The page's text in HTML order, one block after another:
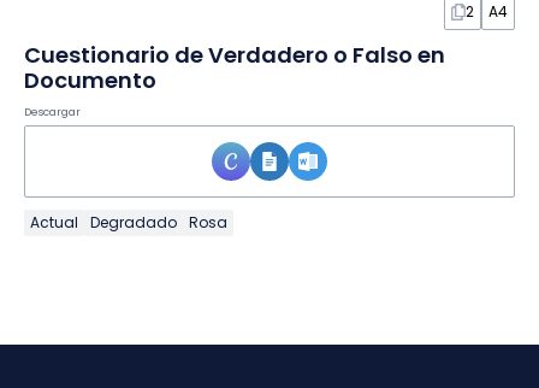
2 A4
Cuestionario de Verdadero o Falso en
Documento
Descargar
Actual Degradado Rosa